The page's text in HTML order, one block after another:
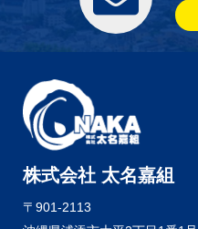
株式会社 太名嘉組
〒901-2113